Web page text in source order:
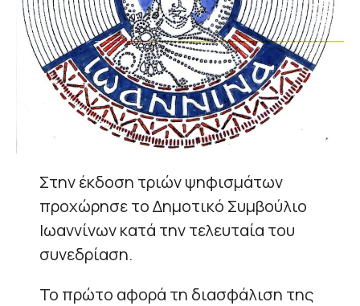
Στην έκδοση τριών ψηφισμάτων
προχώρησε το Δημοτικό Συμβούλιο
Ιωαννίνων κατά την τελευταία του
συνεδρίαση.
Το πρώτο αφορά τη διασφάλιση της